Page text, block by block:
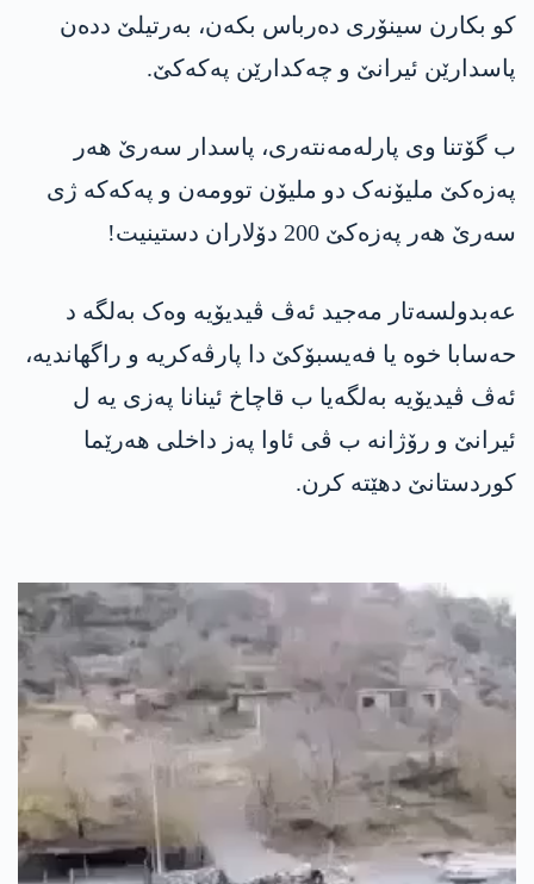
کو بکارن سینۆری دەرباس بکەن، بەرتیلێ ددەن
پاسدارێن ئیرانێ و چەکدارێن پەکەکێ.
ب گۆتنا وی پارلەمەنتەری، پاسدار سەرێ ھەر
پەزەکێ ملیۆنەک دو ملیۆن توومەن و پەکەکە ژی
سەرێ ھەر پەزەکێ 200 دۆلاران دستینیت!
عەبدولسەتار مەجید ئەڤ ڤیدیۆیە وەک بەلگە د
حەسابا خوە یا فەیسبۆکێ دا پارڤەکریە و راگهاندیە،
ئەڤ ڤیدیۆیە بەلگەیا ب قاچاخ ئینانا پەزی یە ل
ئیرانێ و رۆژانە ب ڤی ئاوا پەز داخلی هەرێما
کوردستانێ دهێتە کرن.
Video
Player